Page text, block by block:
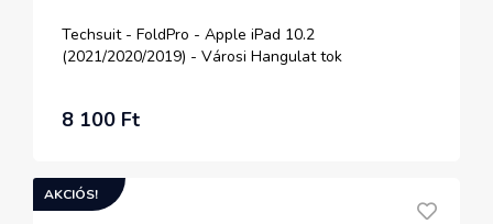
Techsuit - FoldPro - Apple iPad 10.2
(2021/2020/2019) - Városi Hangulat tok
8 100 Ft
AKCIÓS!